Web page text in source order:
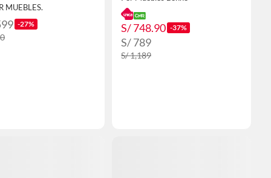
MUEBLES.
-27% S/ 748.90 -37%
S/ 789
S/ 1,189